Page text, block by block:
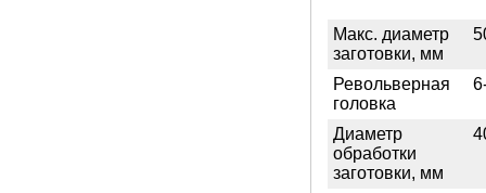
Макс. диаметр
заготовки, мм
Револьверная
головка
Диаметр
обработки
заготовки, мм